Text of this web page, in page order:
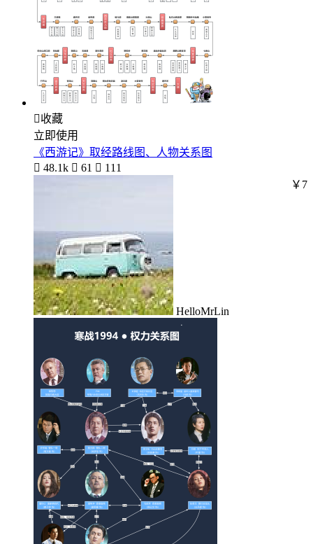
收藏
立即使用
《西游记》取经路线图、人物关系图
 48.1k  61  111
HelloMrLin
￥7